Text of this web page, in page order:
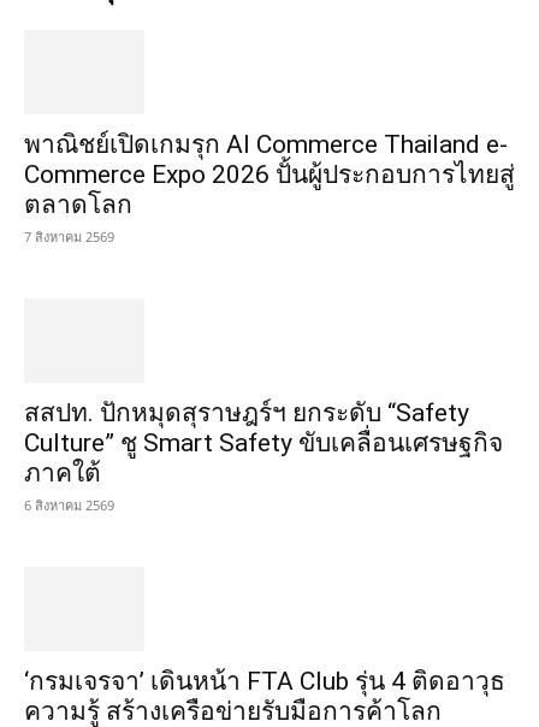
พาณิชย์เปิดเกมรุก AI Commerce Thailand e-
Commerce Expo 2026 ปั้นผู้ประกอบการไทยสู่
ตลาดโลก
7 สิงหาคม 2569
สสปท. ปักหมุดสุราษฎร์ฯ ยกระดับ “Safety
Culture” ชู Smart Safety ขับเคลื่อนเศรษฐกิจ
ภาคใต้
6 สิงหาคม 2569
‘กรมเจรจา’ เดินหน้า FTA Club รุ่น 4 ติดอาวุธ
ความรู้ สร้างเครือข่ายรับมือการค้าโลก